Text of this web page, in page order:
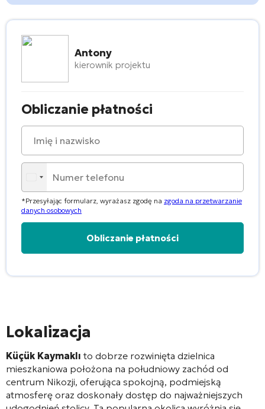
Antony
kierownik projektu
Obliczanie płatności
*Przesyłając formularz, wyrażasz zgodę na zgoda na przetwarzanie
danych osobowych
Lokalizacja
Küçük Kaymaklı to dobrze rozwinięta dzielnica
mieszkaniowa położona na południowy zachód od
centrum Nikozji, oferująca spokojną, podmiejską
atmosferę oraz doskonały dostęp do najważniejszych